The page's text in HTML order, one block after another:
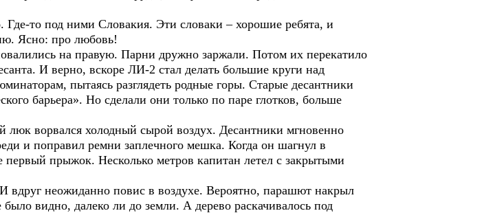
то под ними Словакия. Эти словаки – хорошие ребята, и
Ясно: про любовь!
на правую. Парни дружно заржали. Потом их перекатило
И верно, вскоре ЛИ-2 стал делать большие круги над
пытаясь разглядеть родные горы. Старые десантники
барьера». Но сделали они только по паре глотков, больше
люк ворвался холодный сырой воздух. Десантники мгновенно
и поправил ремни заплечного мешка. Когда он шагнул в
прыжок. Несколько метров капитан летел с закрытыми
вдруг неожиданно повис в воздухе. Вероятно, парашют накрыл
видно, далеко ли до земли. А дерево раскачивалось под